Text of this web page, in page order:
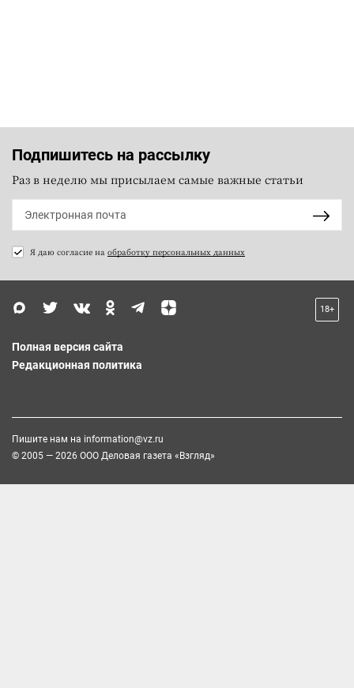
Подпишитесь на рассылку
Раз в неделю мы присылаем самые важные статьи
Я даю согласие на обработку персональных данных
18+
Полная версия сайта
Редакционная политика
Пишите нам на information@vz.ru
© 2005 — 2026 ООО Деловая газета «Взгляд»